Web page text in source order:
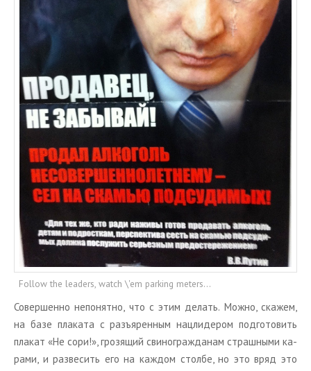
Follow the leaders, watch \'em parking meters...
Со­вер­шен­но непо­нят­но, что с этим де­лать. Можно, ска­жем,
на базе пла­ка­та с разъ­ярен­ным нац­ли­де­ром под­го­то­вить
пла­кат «Не сори!», гро­зя­щий сви­но­граж­да­нам страш­ны­ми ка­
ра­ми, и раз­ве­сить его на каж­дом стол­бе, но это вряд это